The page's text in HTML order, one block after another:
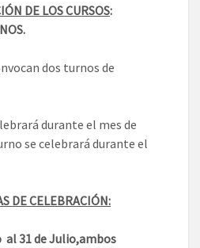
DE LOS CURSOS:
dos turnos de
durante el mes de
se celebrará durante el
DE CELEBRACIÓN:
al 31 de Julio,ambos